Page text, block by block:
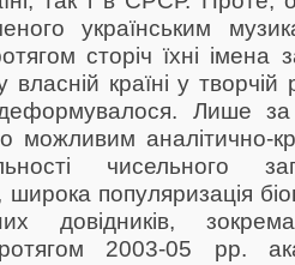
українським
сторіч їхні імена
країні у творчій
Лише за
можливим аналітично-
чисельного
широка популяризація
довідників,
2003-05 рр.